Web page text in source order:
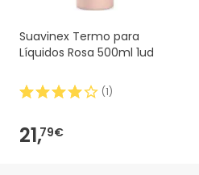
Suavinex Termo para
Líquidos Rosa 500ml 1ud
(1)
21,79€